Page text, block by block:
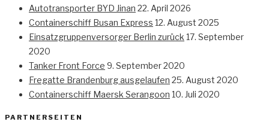
Autotransporter BYD Jinan 22. April 2026
Containerschiff Busan Express 12. August 2025
Einsatzgruppenversorger Berlin zurück 17. September
2020
Tanker Front Force 9. September 2020
Fregatte Brandenburg ausgelaufen 25. August 2020
Containerschiff Maersk Serangoon 10. Juli 2020
PARTNERSEITEN